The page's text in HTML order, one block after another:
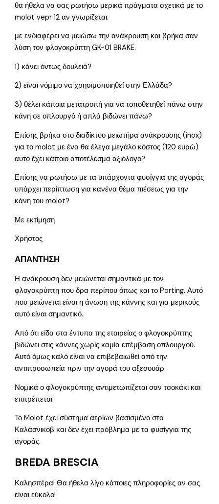
θα ήθελα να σας ρωτήσω μερικά πράγματα σχετικά με το
molot vepr 12 αν γνωρίζεται.
με ενδιαφέρει να μειώσω την ανάκρουση και βρήκα σαν
λύση τον φλογοκρύπτη GK-01 BRAKE.
1) κάνει όντως δουλειά?
2) είναι νόμιμο να χρησιμοποιηθεί στην Ελλάδα?
3) θέλει κάποια μετατροπή για να τοποθετηθεί πάνω στην
κάνη σε οπλουργό ή απλά βιδώνει πάνω?
Επίσης βρήκα στο διαδίκτυο μειωτήρα ανάκρουσης (inox)
για το molot με ένα θα έλεγα μεγάλο κόστος (120 ευρώ)
αυτό έχει κάποιο αποτέλεσμα αξιόλογο?
Επίσης να ρωτήσω με τα υπάρχοντα φυσίγγια της αγοράς
υπάρχει περίπτωση για κανένα θέμα πιέσεως για την
κάνη του molot?
Με εκτίμηση
Χρήστος
ΑΠΑΝΤΗΣΗ
Η ανάκρουση δεν μειώνεται σημαντικά με τον
φλογοκρύπτη που δρα περίπου όπως και το Porting. Αυτό
που μειώνεται είναι η άνωση της κάννης και για μερικούς
αυτό είναι σημαντικό.
Από ότι είδα στα έντυπα της εταιρείας ο φλογοκρύπτης
βιδώνει στις κάννες χωρίς καμία επέμβαση οπλουργού.
Αυτό όμως καλό είναι να επιβεβαιωθεί από την
αντιπροσωπεία πριν την αγορά του αξεσουάρ.
Νομικά ο φλογοκρύπτης αντιμετωπίζεται σαν τσοκάκι και
επιτρέπεται.
Το Molot έχει σύστημα αερίων βασισμένο στο
Καλάσνικοβ και δεν έχει πρόβλημα με τα φυσίγγια της
αγοράς.
BREDA BRESCIA
Καλησπέρα! Θα ήθελα λίγο κάποιες πληροφορίες αν σας
είναι εύκολο!